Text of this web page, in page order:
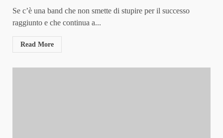
Se c’è una band che non smette di stupire per il successo
raggiunto e che continua a...
Read More